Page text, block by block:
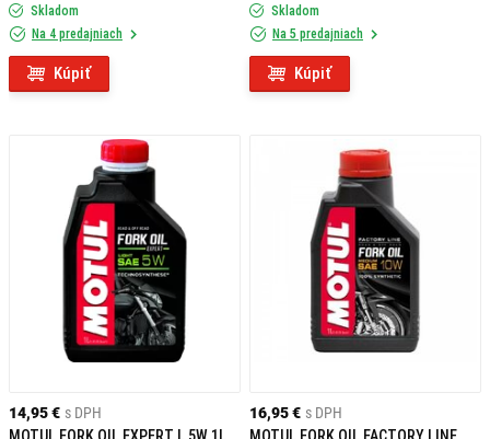
Skladom
Na 4 predajniach
Kúpiť
Skladom
Na 5 predajniach
Kúpiť
14,95 € s DPH
16,95 € s DPH